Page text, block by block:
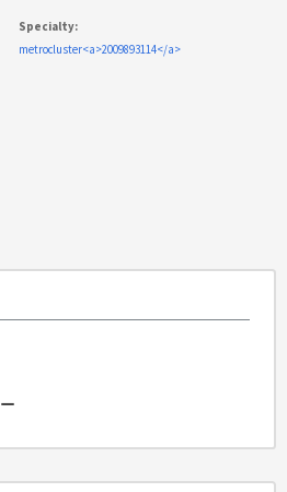
Specialty:
metrocluster<a>2009893114</a>